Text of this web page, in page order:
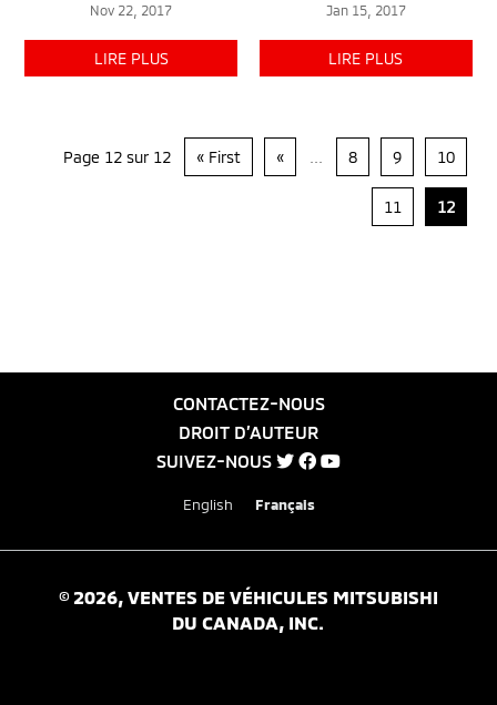
Nov 22, 2017
LIRE PLUS
Jan 15, 2017
LIRE PLUS
Page 12 sur 12 « First « 8 9 10
11 12
CONTACTEZ-NOUS
DROIT D’AUTEUR
SUIVEZ-NOUS
English Français
© 2026, VENTES DE VÉHICULES MITSUBISHI
DU CANADA, INC.